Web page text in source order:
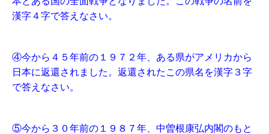
漢字４字で答えなさい。
④今から４５年前の１９７２年、ある県がアメリカから
日本に返還されました。返還されたこの県名を漢字３字
で答えなさい。
⑤今から３０年前の１９８７年、中曽根康弘内閣のもと